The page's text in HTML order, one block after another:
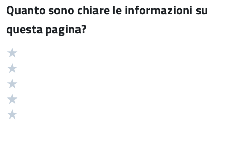
Quanto sono chiare le informazioni su
questa pagina?
Valutazione